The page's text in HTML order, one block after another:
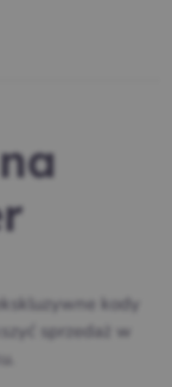
kody
sprzedaż w